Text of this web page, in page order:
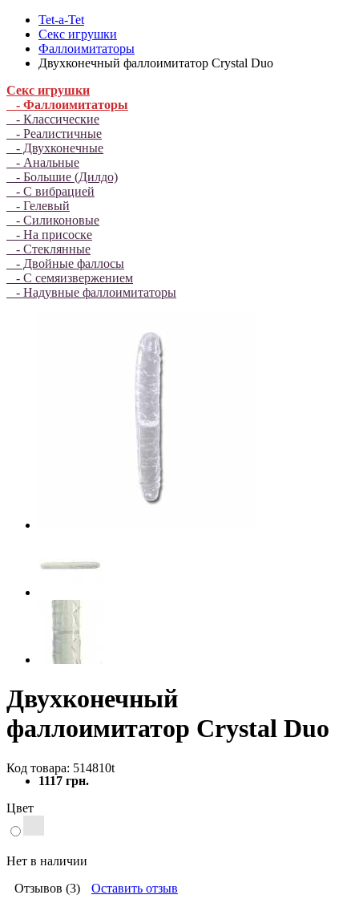
Tet-a-Tet
Секс игрушки
Фаллоимитаторы
Двухконечный фаллоимитатор Crystal Duo
Секс игрушки
- Фаллоимитаторы
- Классические
- Реалистичные
- Двухконечные
- Анальные
- Большие (Дилдо)
- С вибрацией
- Гелевый
- Силиконовые
- На присоске
- Стеклянные
- Двойные фаллосы
- С семяизвержением
- Надувные фаллоимитаторы
Двухконечный
фаллоимитатор Crystal Duo
Код товара: 514810t
1117 грн.
Цвет
Нет в наличии
Отзывов (3)
Оставить отзыв